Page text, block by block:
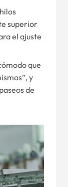
superior
el ajuste
que
y
de